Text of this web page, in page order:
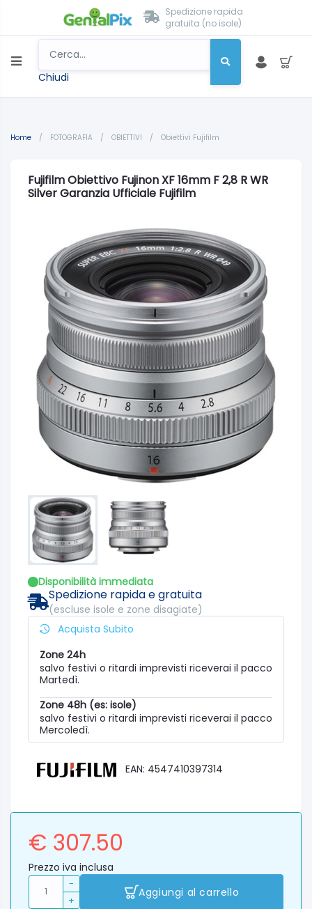
Spedizione rapida
gratuita (no isole)
Chiudi
Home / FOTOGRAFIA / OBIETTIVI / Obiettivi Fujifilm
Fujifilm Obiettivo Fujinon XF 16mm F 2,8 R WR
Silver Garanzia Ufficiale Fujifilm
Disponibilità immediata
Spedizione rapida e gratuita
(escluse isole e zone disagiate)
Acquista Subito
Zone 24h
salvo festivi o ritardi imprevisti riceverai il pacco
Martedì.
Zone 48h (es: isole)
salvo festivi o ritardi imprevisti riceverai il pacco
Mercoledì.
EAN: 4547410397314
€ 307.50
Prezzo iva inclusa
-
+
Aggiungi al carrello